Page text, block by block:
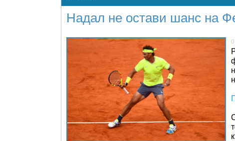
Надал не остави шанс на